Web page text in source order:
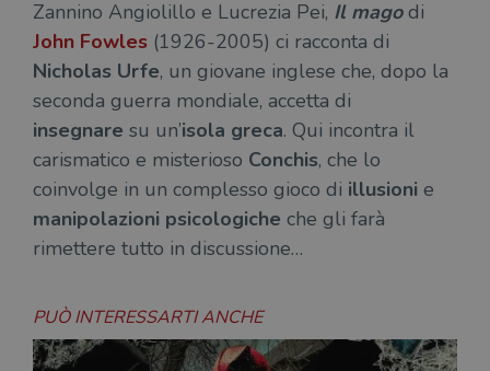
Zannino Angiolillo e Lucrezia Pei, Il magodi
John Fowles (1926-2005) ci racconta di
Nicholas Urfe, un giovane inglese che, dopo la
seconda guerra mondiale, accetta di
insegnare su un’isola greca. Qui incontra il
carismatico e misterioso Conchis, che lo
coinvolge in un complesso gioco di illusioni e
manipolazioni psicologiche che gli farà
rimettere tutto in discussione…
PUÒ INTERESSARTI ANCHE